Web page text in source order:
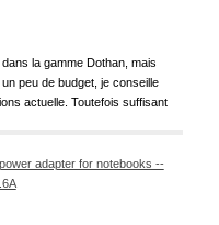
la gamme Dothan, mais
peu de budget, je conseille
actuelle. Toutefois suffisant
adapter for notebooks --